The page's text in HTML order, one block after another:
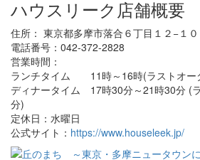
ハウスリーク店舗概要
住所： 東京都多摩市落合６丁目１２−１０
電話番号：042-372-2828
営業時間：
ランチタイム 11時～16時(ラストオー
ディナータイム 17時30分～21時30分 (
分)
定休日：水曜日
公式サイト： https://www.houseleek.jp/